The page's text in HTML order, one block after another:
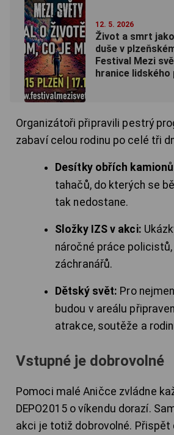
12. 5. 2026
Život a smrt
duše v
Festival Mezi
hranice lidského
Organizátoři připravili pestrý
zabaví celou rodinu po celé tři
Desítky obřích
tahačů, do kterých se
tak nedostane.
Složky IZS v akci:
náročné práce
záchranářů.
Dětský svět: Pro
budou v areálu
atrakce, soutěže a
Vstupné je dobrovolné
Pomoci malé Aničce zvládne
DEPO2015 o víkendu dorazí.
akci je totiž dobrovolné. Přispět